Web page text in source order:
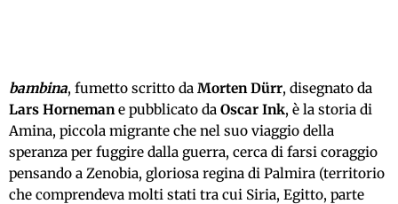
bambina, fumetto scritto da Morten Dürr, disegnato da
Lars Hornemane pubblicato da Oscar Ink, è la storia di
Amina, piccola migrante che nel suo viaggio della
speranza per fuggire dalla guerra, cerca di farsi coraggio
pensando a Zenobia, gloriosa regina di Palmira (territorio
che comprendeva molti stati tra cui Siria, Egitto, parte